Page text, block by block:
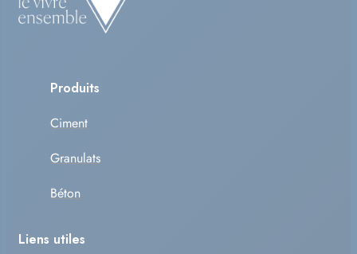
Produits
Ciment
Granulats
Béton
Liens utiles